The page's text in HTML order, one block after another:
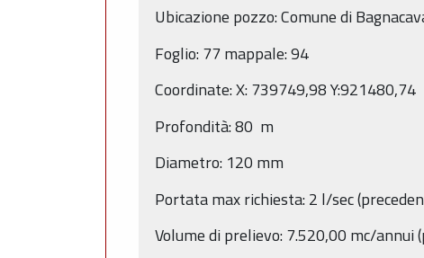
Ubicazione pozzo: Comune di
Foglio: 77 mappale: 94
Coordinate: X: 739749,98 Y:921480,74
Profondità: 80 m
Diametro: 120 mm
Portata max richiesta: 2 l/sec
Volume di prelievo: 7.520,00 mc/